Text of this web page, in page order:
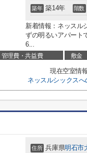
築年 築14年 階数
新着情報：ネッスル
ずの明るいアパート
6...
管理費・共益費 敷金
現在空室情
ネッスルシックス
住所 兵庫県明石市